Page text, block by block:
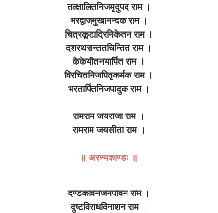
तत्क्षालितनिजमृदुपद राम ।
भरद्वाजमुखानन्दक राम ।
चित्रकूटाद्रिनिकेतन राम ।
दशरथसन्ततचिन्तित राम ।
कैकेयीतनयार्पित राम ।
विरचितनिजपितृकर्मक राम ।
भरतार्पितनिजपादुक राम ।
रामराम जयराजा राम ।
रामराम जयसीता राम ।
॥ अरण्यकाण्डः ॥
दण्डकावनजनपावन राम ।
दुष्टविराधविनाशन राम ।